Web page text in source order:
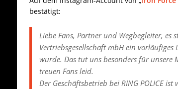
bestätigt:
Liebe Fans, Partner und Wegbegleiter, es
Vertriebsgesellschaft mbH ein
wurde. Das tut uns besonders für
treuen Fans leid.
Der Geschäftsbetrieb bei RING POLICE